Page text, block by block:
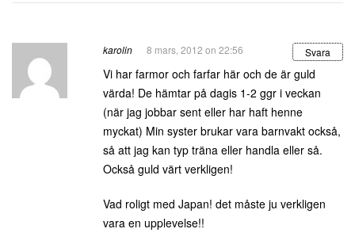
karolin 8 mars, 2012 on 22:56 Svara
Vi har farmor och farfar här och de är guld
värda! De hämtar på dagis 1-2 ggr i veckan
(när jag jobbar sent eller har haft henne
myckat) Min syster brukar vara barnvakt också,
så att jag kan typ träna eller handla eller så.
Också guld värt verkligen!
Vad roligt med Japan! det måste ju verkligen
vara en upplevelse!!